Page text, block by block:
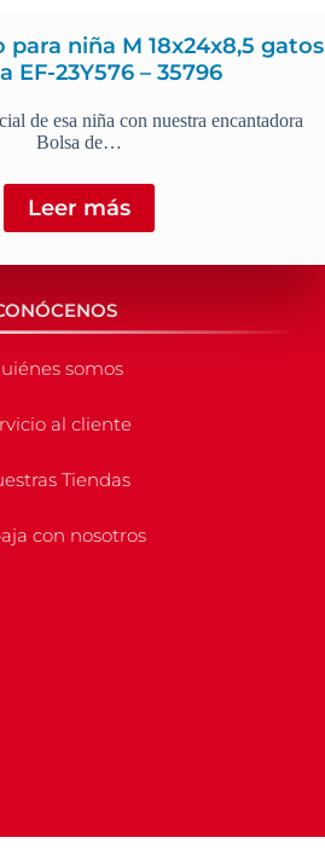
para niña M 18x24x8,5 gatos
EF-23Y576 – 35796
de esa niña con nuestra encantadora
Bolsa de…
Leer más
somos
al cliente
Tiendas
con nosotros